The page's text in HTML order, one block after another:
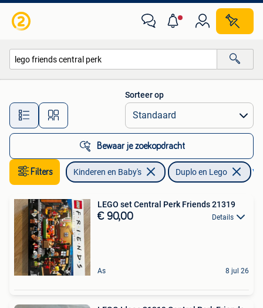
Alle afstanden…
Sorteer op
Bewaar je zoekopdracht
Filters Kinderen en Baby's Duplo en Lego
LEGO set Central Perk Friends 21319
€ 90,00 Details
As 8 jul 26